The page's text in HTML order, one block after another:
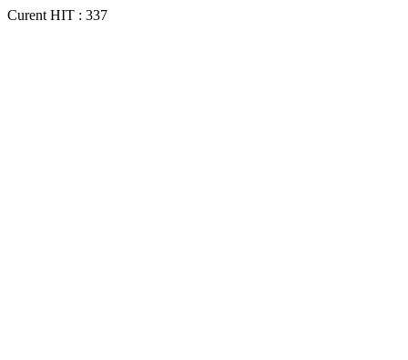
Curent HIT : 337